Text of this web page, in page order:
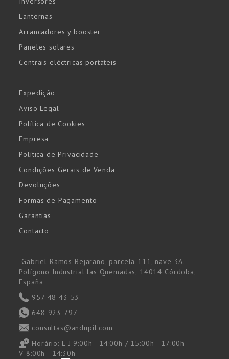
Lanternas
Arrancadores y booster
Paneles solares
Centrais eléctricas portáteis
Expedição
Aviso Legal
Política de Cookies
Empresa
Política de Privacidade
Condições Gerais de Venda
Devoluções
Formas de Pagamento
Garantías
Contacto
Gabriel Ramos Bejarano, parcela 111, nave 3A.
Polígono Industrial las Quemadas, 14014 Córdoba,
España
957 48 43 53
648 923 797
consultas@andupil.com
Horário: L-J 9:00h - 14:00h / 15:00h - 17:00h
V 8:00h - 14:30h